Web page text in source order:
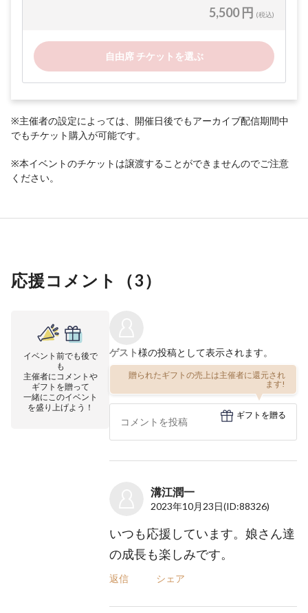
5,500 円 (税込)
自由席 チケットを選ぶ
※主催者の設定によっては、開催日後でもアーカイブ配信期間中
でもチケット購入が可能です。
※本イベントのチケットは譲渡することができませんのでご注意
ください。
応援コメント（3）
イベント前でも後で
も
主催者にコメントや
ギフトを贈って
一緒にこのイベント
を盛り上げよう！
ゲスト様の投稿として表示されます。
贈られたギフトの売上は主催者に還元され
ます!
ギフトを贈る
溝江潤一
2023年10月23日(ID:88326)
いつも応援しています。娘さん達
の成長も楽しみです。
返信 シェア